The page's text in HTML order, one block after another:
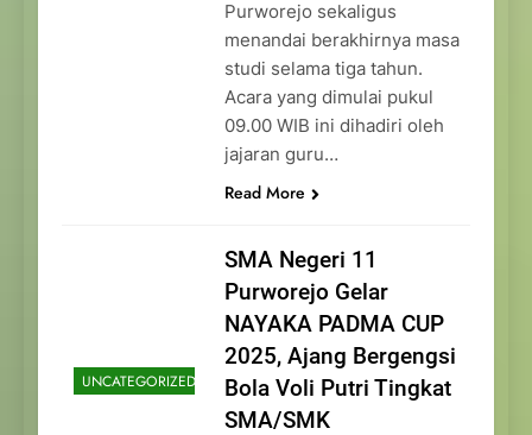
Purworejo sekaligus
menandai berakhirnya masa
studi selama tiga tahun.
Acara yang dimulai pukul
09.00 WIB ini dihadiri oleh
jajaran guru…
Read More
UNCATEGORIZED
SMA Negeri 11
Purworejo Gelar
NAYAKA PADMA CUP
2025, Ajang Bergengsi
Bola Voli Putri Tingkat
SMA/SMK